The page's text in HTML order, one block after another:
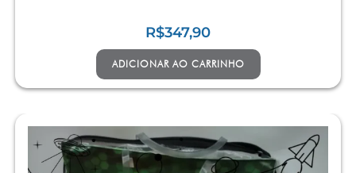
R$347,90
ADICIONAR AO CARRINHO